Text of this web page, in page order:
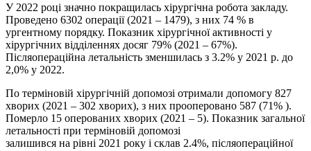
У 2022 році значно покращилась хірургічна робота закладу.
Проведено 6302 операції (2021 – 1479), з них 74 % в
ургентному порядку. Показник хірургічної активності у
хірургічних відділеннях досяг 79% (2021 – 67%).
Післяопераційна летальність зменшилась з 3.2% у 2021 р. до
2,0% у 2022.
По терміновій хірургічній допомозі отримали допомогу 827
хворих (2021 – 302 хворих), з них прооперовано 587 (71% ).
Померло 15 оперованих хворих (2021 – 5). Показник загальної
летальності при терміновій допомозі
залишився на рівні 2021 року і склав 2.4%, післяопераційної